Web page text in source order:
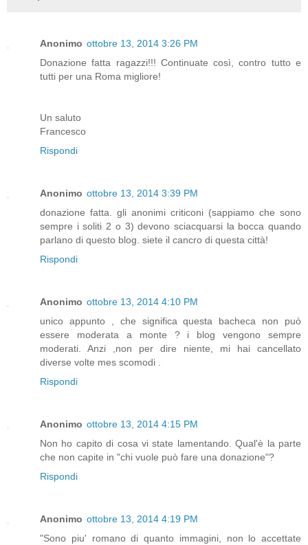
Anonimo ottobre 13, 2014 3:26 PM
Donazione fatta ragazzi!!! Continuate così, contro tutto e
tutti per una Roma migliore!
Un saluto
Francesco
Rispondi
Anonimo ottobre 13, 2014 3:39 PM
donazione fatta. gli anonimi criticoni (sappiamo che sono
sempre i soliti 2 o 3) devono sciacquarsi la bocca quando
parlano di questo blog. siete il cancro di questa città!
Rispondi
Anonimo ottobre 13, 2014 4:10 PM
unico appunto , che significa questa bacheca non può
essere moderata a monte ? i blog vengono sempre
moderati. Anzi ,non per dire niente, mi hai cancellato
diverse volte mes scomodi .
Rispondi
Anonimo ottobre 13, 2014 4:15 PM
Non ho capito di cosa vi state lamentando. Qual'è la parte
che non capite in "chi vuole può fare una donazione"?
Rispondi
Anonimo ottobre 13, 2014 4:19 PM
"Sono piu' romano di quanto immagini, non lo accettate